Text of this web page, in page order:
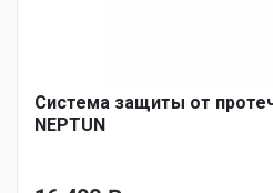
Система защиты от
NEPTUN